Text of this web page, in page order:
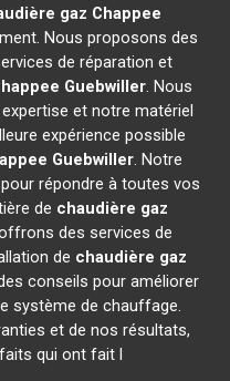
gaz Chappee
Nous proposons des
de réparation et
Guebwiller. Nous
et notre matériel
expérience possible
Guebwiller. Notre
répondre à toutes vos
de chaudière gaz
des services de
de chaudière gaz
conseils pour améliorer
système de chauffage.
et de nos résultats,
qui ont fait l